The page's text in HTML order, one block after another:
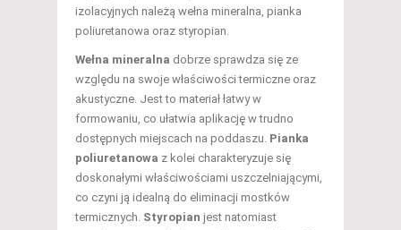
izolacyjnych należą wełna mineralna, pianka
poliuretanowa oraz styropian.
Wełna mineralna dobrze sprawdza się ze
względu na swoje właściwości termiczne oraz
akustyczne. Jest to materiał łatwy w
formowaniu, co ułatwia aplikację w trudno
dostępnych miejscach na poddaszu. Pianka
poliuretanowa z kolei charakteryzuje się
doskonałymi właściwościami uszczelniającymi,
co czyni ją idealną do eliminacji mostków
termicznych. Styropian jest natomiast